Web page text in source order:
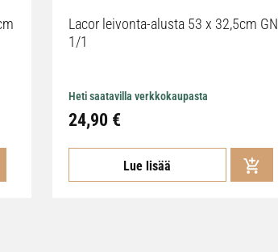
Lacor leivonta-alusta 53 x 32,5cm GN
1/1
Heti saatavilla verkkokaupasta
24,90 €
Lue lisää